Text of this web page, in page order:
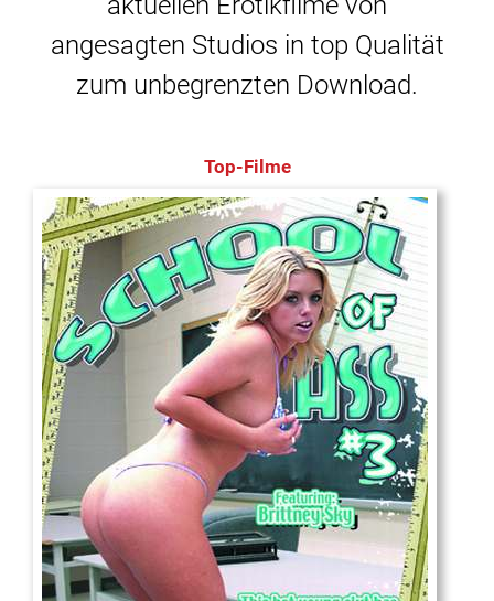
angesagten Studios in top Qualität
zum unbegrenzten Download.
Top-Filme